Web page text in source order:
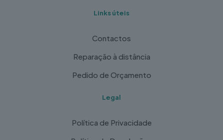
Links úteis
Contactos
Reparação à distância
Pedido de Orçamento
Legal
Política de Privacidade